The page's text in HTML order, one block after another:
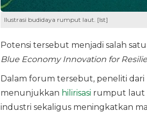
Ilustrasi budidaya rumput laut. [Ist]
Potensi tersebut menjadi salah
Blue Economy Innovation for
Dalam forum tersebut, peneliti dari
menunjukkan hilirisasi rumput laut
industri sekaligus meningkatkan